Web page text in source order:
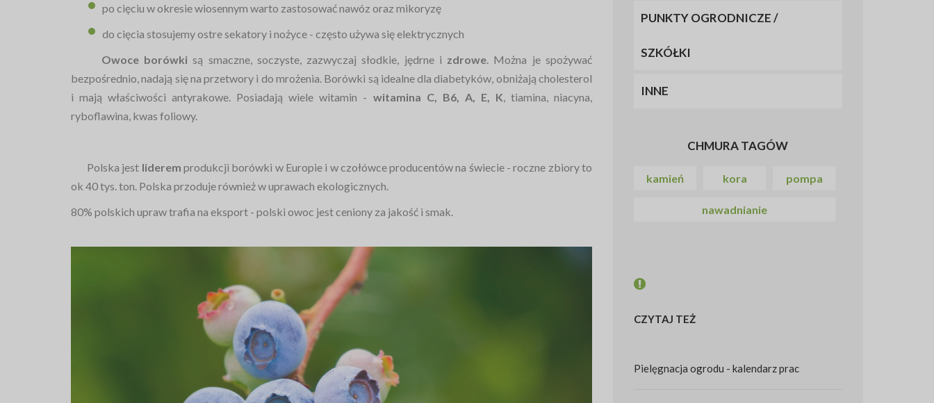
po cięciu w okresie wiosennym warto zastosować nawóz oraz mikoryzę
do cięcia stosujemy ostre sekatory i nożyce - często używa się elektrycznych
Owoce borówkisą smaczne, soczyste, zazwyczaj słodkie, jędrne i zdrowe. Można je spożywać
bezpośrednio, nadają się na przetwory i do mrożenia. Borówki są idealne dla diabetyków, obniżają cholesterol
i mają właściwości antyrakowe. Posiadają wiele witamin - witamina C, B6, A, E, K, tiamina, niacyna,
ryboflawina, kwas foliowy.
Polska jest liderem produkcji borówki w Europie i w czołówce producentów na świecie - roczne zbiory to
ok 40 tys. ton. Polska przoduje również w uprawach ekologicznych.
80% polskich upraw trafia na eksport - polski owoc jest ceniony za jakość i smak.
PUNKTY OGRODNICZE /
SZKÓŁKI
INNE
CHMURA TAGÓW
kamień kora pompa
nawadnianie
CZYTAJ TEŻ
Pielęgnacja ogrodu - kalendarz prac